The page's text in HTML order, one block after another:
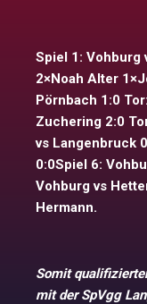
Spiel 1: Vohburg
2×Noah Alter
Pörnbach 1:0
Zuchering 2:0
vs Langenbruck
0:0Spiel 6:
Vohburg vs
Hermann.
Somit
mit der SpVgg